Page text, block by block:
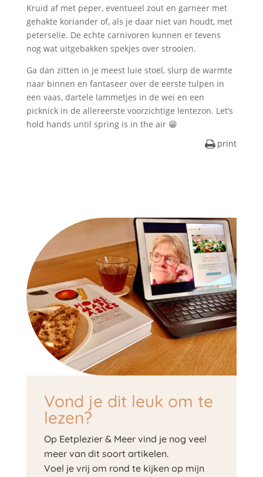
Kruid af met peper, eventueel zout en garneer met
gehakte koriander of, als je daar niet van houdt, met
peterselie. De echte carnivoren kunnen er tevens
nog wat uitgebakken spekjes over strooien.
Ga dan zitten in je meest luie stoel, slurp de warmte
naar binnen en fantaseer over de eerste tulpen in
een vaas, dartele lammetjes in de wei en een
picknick in de allereerste voorzichtige lentezon. Let’s
hold hands until spring is in the air 😁
print
Vond je dit leuk om te
lezen?
Op Eetplezier & Meer vind je nog veel
meer van dit soort artikelen.
Voel je vrij om rond te kijken op mijn